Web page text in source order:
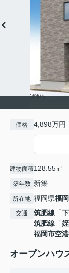
価格 4,898万円
建物面積128.55㎡
築年数 新築
所在地 福岡県福
交通 筑肥線 「
筑肥線 「
福岡市空
オープンハウ